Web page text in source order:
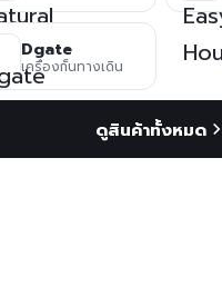
Dgate
เครื่องกั้นทางเดิน
ดูสินค้าทั้งหมด